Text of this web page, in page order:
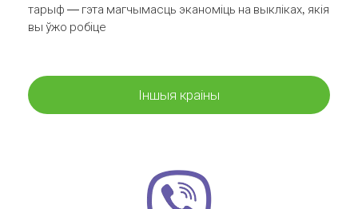
тарыф — гэта магчымасць эканоміць на выкліках, якія
вы ўжо робіце
Іншыя краіны